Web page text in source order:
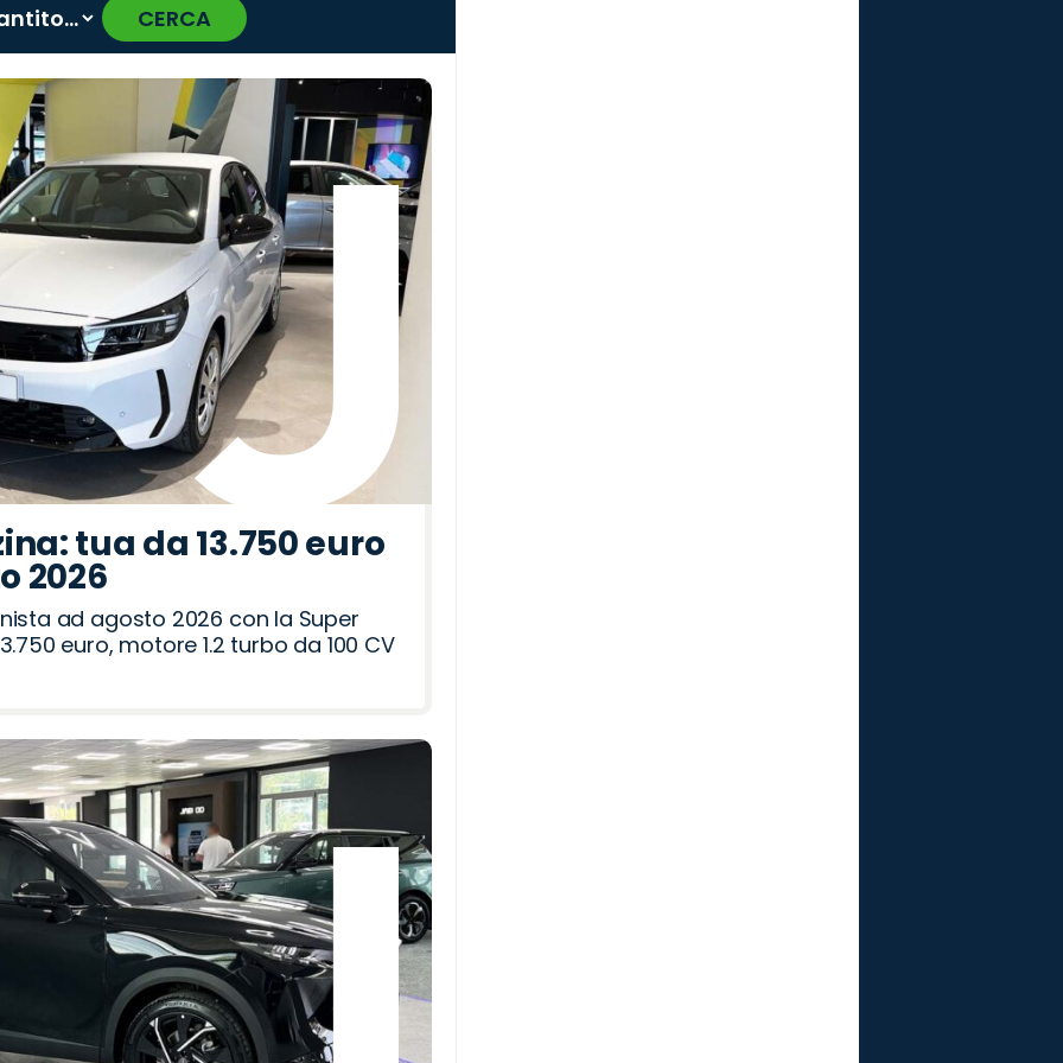
CERCA
›
tua da 13.750 euro
2026
ad agosto 2026 con la Super
euro, motore 1.2 turbo da 100 CV